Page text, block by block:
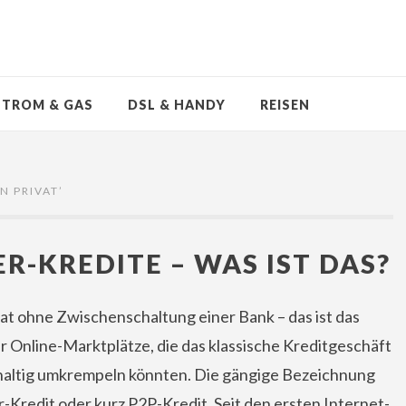
& GAS DSL & HANDY REISEN
PRIVAT ’
KREDITE – WAS IST DAS?
ohne Zwischenschaltung einer Bank – das ist das
Online-Marktplätze, die das klassische Kreditgeschäft
umkrempeln könnten. Die gängige Bezeichnung